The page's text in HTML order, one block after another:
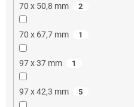
70 x 50,8 mm 2
70 x 67,7 mm 1
97 x 37 mm 1
97 x 42,3 mm 5